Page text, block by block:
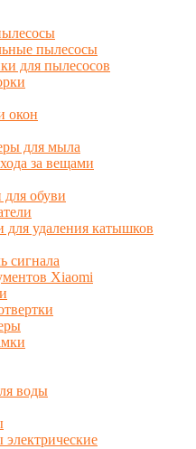
пылесосы
для пылесосов
окон
для мыла
за вещами
обуви
удаления катышков
сигнала
Xiaomi
воды